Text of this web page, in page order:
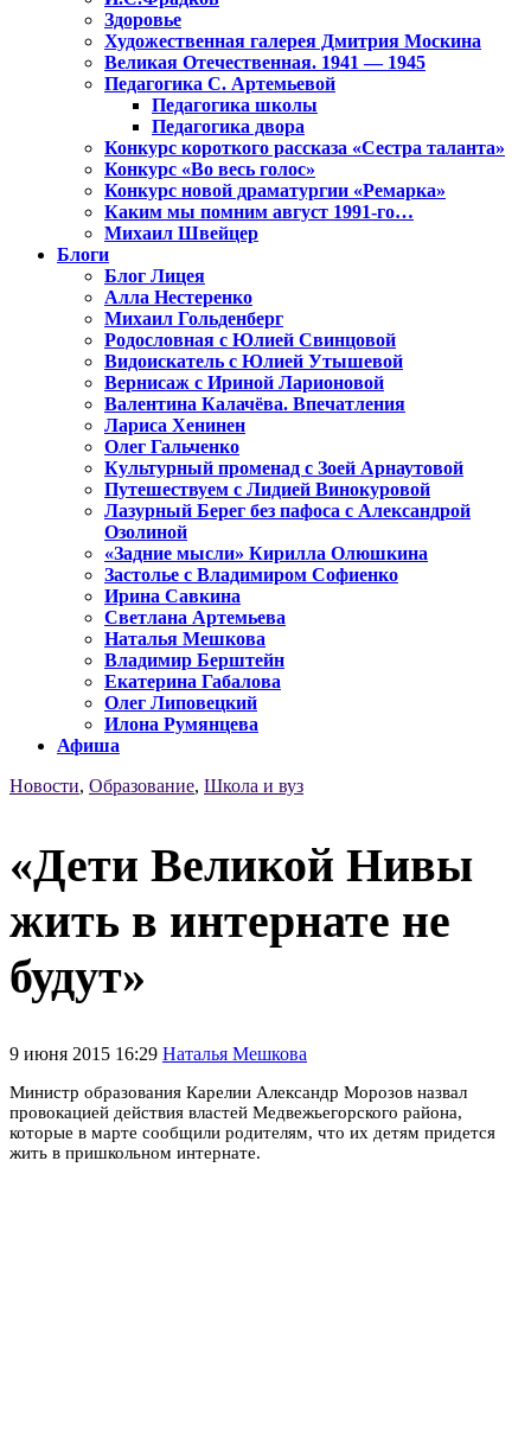
Здоровье
Художественная галерея Дмитрия Москина
Великая Отечественная. 1941 — 1945
Педагогика С. Артемьевой
Педагогика школы
Педагогика двора
Конкурс короткого рассказа «Сестра таланта»
Конкурс «Во весь голос»
Конкурс новой драматургии «Ремарка»
Каким мы помним август 1991-го…
Михаил Швейцер
Блоги
Блог Лицея
Алла Нестеренко
Михаил Гольденберг
Родословная с Юлией Свинцовой
Видоискатель с Юлией Утышевой
Вернисаж с Ириной Ларионовой
Валентина Калачёва. Впечатления
Лариса Хенинен
Олег Гальченко
Культурный променад с Зоей Арнаутовой
Путешествуем с Лидией Винокуровой
Лазурный Берег без пафоса с Александрой
Озолиной
«Задние мысли» Кирилла Олюшкина
Застолье с Владимиром Софиенко
Ирина Савкина
Светлана Артемьева
Наталья Мешкова
Владимир Берштейн
Екатерина Габалова
Олег Липовецкий
Илона Румянцева
Афиша
Новости, Образование, Школа и вуз
«Дети Великой Нивы
жить в интернате не
будут»
9 июня 2015 16:29 Наталья Мешкова
Министр образования Карелии Александр Морозов назвал
провокацией действия властей Медвежьегорского района,
которые в марте сообщили родителям, что их детям придется
жить в пришкольном интернате.